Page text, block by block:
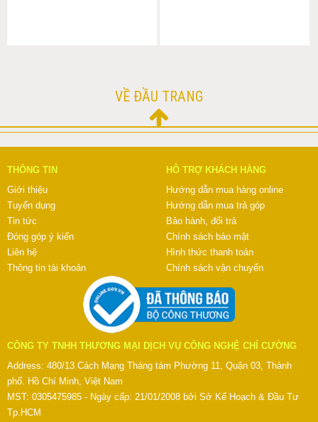
VỀ ĐẦU TRANG
THÔNG TIN
Giới thiệu
Tuyển dụng
Tin tức
Đóng góp ý kiến
Liên hệ
Thông tin tài khoản
HỖ TRỢ KHÁCH HÀNG
Hướng dẫn mua hàng online
Hướng dẫn mua trả góp
Bảo hành, đổi trả
Chính sách bảo mật
Hình thức thanh toán
Chính sách vận chuyển
CÔNG TY TNHH THƯƠNG MẠI DỊCH VỤ CÔNG NGHỆ CHÍ CƯỜNG
Address: 480/13 Cách Mạng Tháng tám Phường 11, Quận 03, Thành
phố. Hồ Chí Minh, Việt Nam
MST: 0305475985 - Ngày cấp: 21/01/2008 bởi Sở Kế Hoạch & Đầu Tư
Tp.HCM